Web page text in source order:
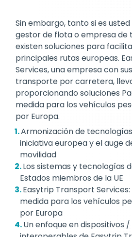
Sin embargo, tanto si es
gestor de flota o empresa de
existen soluciones para
principales rutas europeas.
Services, una empresa con
transporte por carretera,
proporcionando soluciones
medida para los vehículos
por Europa.
Armonización de
iniciativa europea y el auge
movilidad
Los sistemas y tecnologías
Estados miembros de la UE
Easytrip Transport
medida para los vehículos
por Europa
Un enfoque en dispositivos /